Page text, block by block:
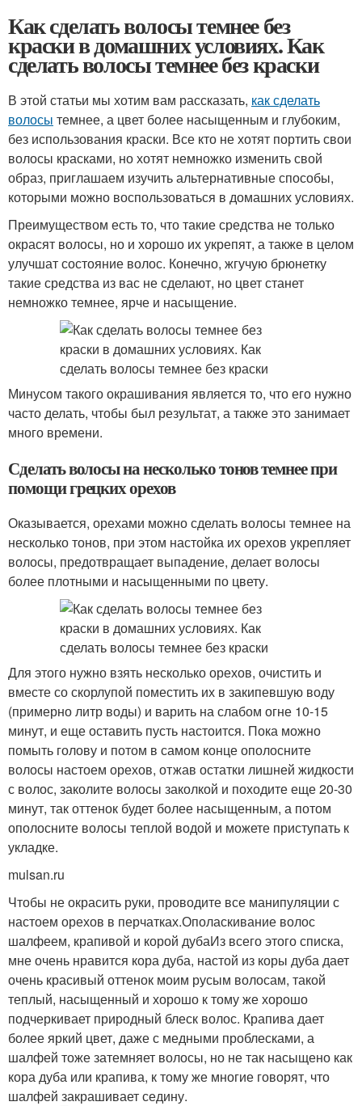
Как сделать волосы темнее без
краски в домашних условиях. Как
сделать волосы темнее без краски
В этой статьи мы хотим вам рассказать, как сделать
волосы темнее, а цвет более насыщенным и глубоким,
без использования краски. Все кто не хотят портить свои
волосы красками, но хотят немножко изменить свой
образ, приглашаем изучить альтернативные способы,
которыми можно воспользоваться в домашних условиях.
Преимуществом есть то, что такие средства не только
окрасят волосы, но и хорошо их укрепят, а также в целом
улучшат состояние волос. Конечно, жгучую брюнетку
такие средства из вас не сделают, но цвет станет
немножко темнее, ярче и насыщение.
Минусом такого окрашивания является то, что его нужно
часто делать, чтобы был результат, а также это занимает
много времени.
Сделать волосы на несколько тонов темнее при
помощи грецких орехов
Оказывается, орехами можно сделать волосы темнее на
несколько тонов, при этом настойка их орехов укрепляет
волосы, предотвращает выпадение, делает волосы
более плотными и насыщенными по цвету.
Для этого нужно взять несколько орехов, очистить и
вместе со скорлупой поместить их в закипевшую воду
(примерно литр воды) и варить на слабом огне 10-15
минут, и еще оставить пусть настоится. Пока можно
помыть голову и потом в самом конце ополосните
волосы настоем орехов, отжав остатки лишней жидкости
с волос, заколите волосы заколкой и походите еще 20-30
минут, так оттенок будет более насыщенным, а потом
ополосните волосы теплой водой и можете приступать к
укладке.
mulsan.ru
Чтобы не окрасить руки, проводите все манипуляции с
настоем орехов в перчатках.Ополаскивание волос
шалфеем, крапивой и корой дубаИз всего этого списка,
мне очень нравится кора дуба, настой из коры дуба дает
очень красивый оттенок моим русым волосам, такой
теплый, насыщенный и хорошо к тому же хорошо
подчеркивает природный блеск волос. Крапива дает
более яркий цвет, даже с медными проблесками, а
шалфей тоже затемняет волосы, но не так насыщено как
кора дуба или крапива, к тому же многие говорят, что
шалфей закрашивает седину.